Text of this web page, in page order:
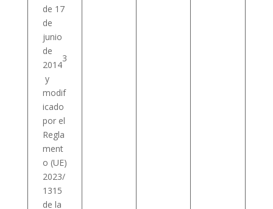
de 17
de
junio
de
2014
3
y
modif
icado
por el
Regla
ment
o (UE)
2023/
1315
de la